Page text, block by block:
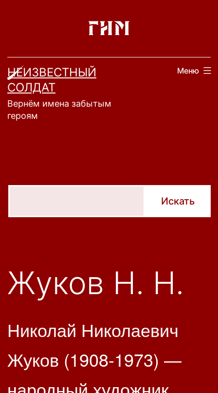
НЕИЗВЕСТНЫЙ
СОЛДАТ
Вернём имена забытым
героям
Меню
Жуков Н. Н.
Николай Николаевич
Жуков (1908-1973) —